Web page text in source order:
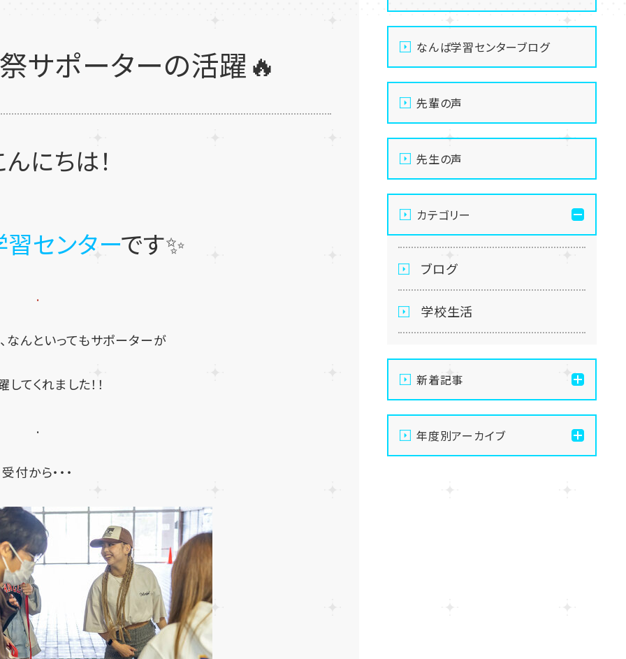
祭サポーターの活躍🔥
んにちは！
センターです✨
.
なんといってもサポーターが
てくれました！！
.
受付から・・・
なんば学習センターブログ
先輩の声
先生の声
カテゴリー
ブログ
学校生活
新着記事
【なんば】体験授業で高級
感のあるマンゴータルト作
りました！🥭✨
年度別アーカイブ